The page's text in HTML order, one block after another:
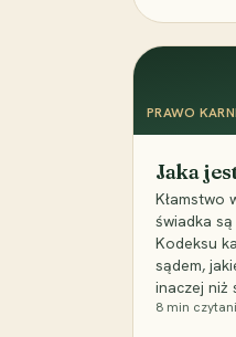
PRAWO
Jaka
Kłamstwo
świadka
Kodeksu
sądem,
inaczej niż
8 min